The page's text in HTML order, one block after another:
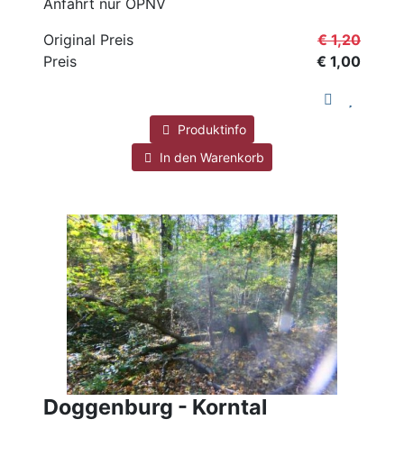
Original Preis
€ 1,20
Preis
€ 1,00
Produktinfo
In den Warenkorb
Doggenburg - Korntal